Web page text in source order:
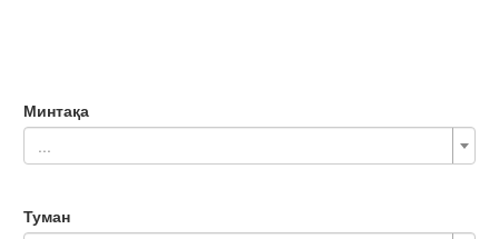
Минтақа
...
Туман